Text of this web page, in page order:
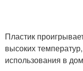
Пластик
высоких
использования в